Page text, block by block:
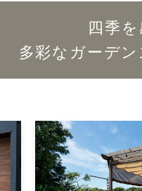
四季を
多彩なガーデ